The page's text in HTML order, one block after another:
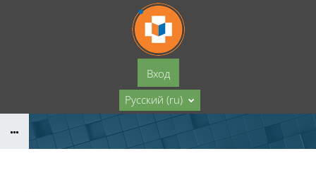
Перейти к основному содержанию
Вход
Русский ‎(ru)‎